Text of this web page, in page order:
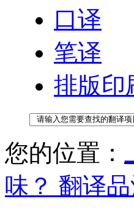
口译
笔译
排版印
您的位置：
味？ 翻译